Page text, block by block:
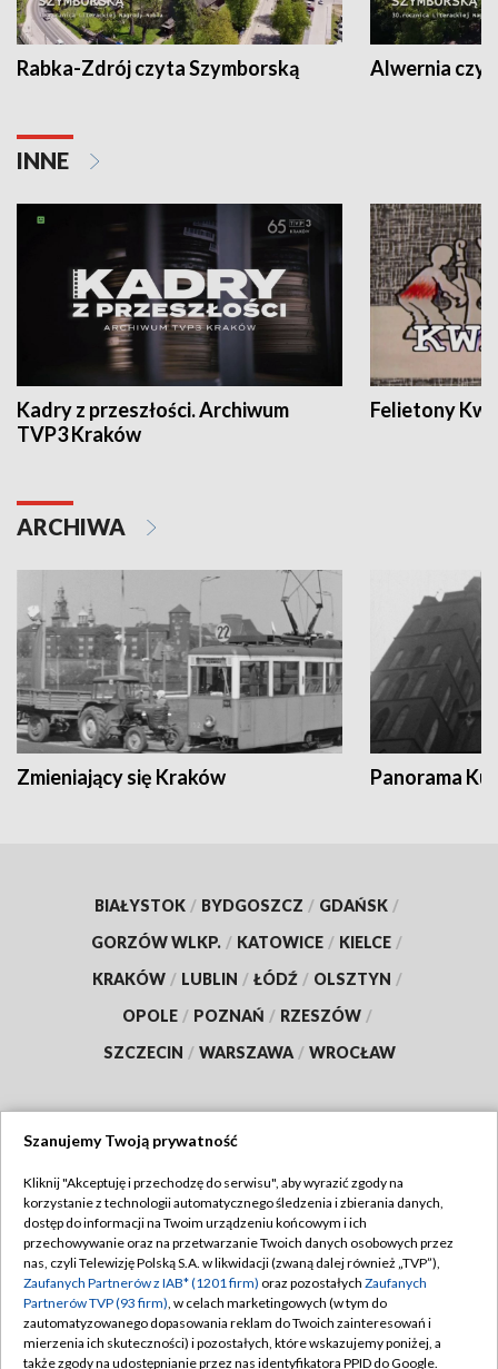
Rabka-Zdrój czyta Szymborską Alwernia
INNE
Kadry z przeszłości. Archiwum
TVP3 Kraków
Felietony
ARCHIWA
Zmieniający się Kraków Panorama
BIAŁYSTOK / BYDGOSZCZ / GDAŃSK /
GORZÓW WLKP. / KATOWICE / KIELCE /
KRAKÓW / LUBLIN / ŁÓDŹ / OLSZTYN /
OPOLE / POZNAŃ / RZESZÓW /
SZCZECIN / WARSZAWA / WROCŁAW
TVP
Abonament TVP
Emisja w TVP
Centrum informacji TVP
Naziemna Telewizja Cyfrowa
Regulamin TVP
Polityka prywatności
Moje zgody
Pomoc
Szanujemy Twoją prywatność
Kliknij "Akceptuję i przechodzę do serwisu", aby wyrazić zgody na
korzystanie z technologii automatycznego śledzenia i zbierania danych,
dostęp do informacji na Twoim urządzeniu końcowym i ich
przechowywanie oraz na przetwarzanie Twoich danych osobowych przez
nas, czyli Telewizję Polską S.A. w likwidacji (zwaną dalej również „TVP”),
Zaufanych Partnerów z IAB* (1201 firm) oraz pozostałych Zaufanych
Partnerów TVP (93 firm), w celach marketingowych (w tym do
zautomatyzowanego dopasowania reklam do Twoich zainteresowań i
mierzenia ich skuteczności) i pozostałych, które wskazujemy poniżej, a
także zgody na udostępnianie przez nas identyfikatora PPID do Google.